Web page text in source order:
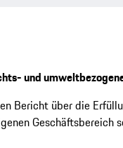
und
Bericht über die
Geschäftsbereich